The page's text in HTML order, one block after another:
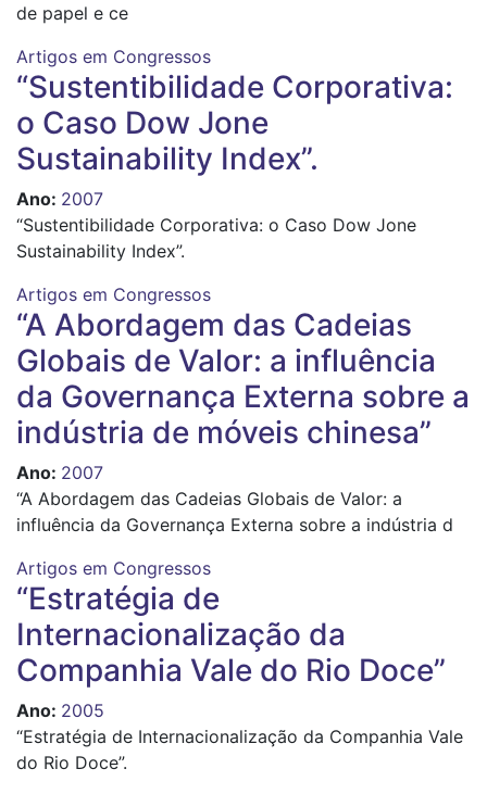
de papel e ce
Artigos em Congressos
“Sustentibilidade Corporativa:
o Caso Dow Jone
Sustainability Index”.
Ano: 2007
“Sustentibilidade Corporativa: o Caso Dow Jone
Sustainability Index”.
Artigos em Congressos
“A Abordagem das Cadeias
Globais de Valor: a influência
da Governança Externa sobre a
indústria de móveis chinesa”
Ano: 2007
“A Abordagem das Cadeias Globais de Valor: a
influência da Governança Externa sobre a indústria d
Artigos em Congressos
“Estratégia de
Internacionalização da
Companhia Vale do Rio Doce”
Ano: 2005
“Estratégia de Internacionalização da Companhia Vale
do Rio Doce”.